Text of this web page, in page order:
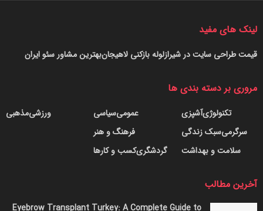
لینک های مفید
بهترین مشاور سئو ایرانلوله بازکنی لاهیجانقیمت طراحی سایت در شیراز
مروری بر دسته بندی ها
آشپزیتکنولوژی
سبک زندگیسرگرمی
سلامت و بهداشت
سیاسیعمومی
فرهنگ و هنر
کسب و کارهاگردشگری
مذهبیورزشی
آخرین مطالب
Eyebrow Transplant Turkey: A Complete Guide to